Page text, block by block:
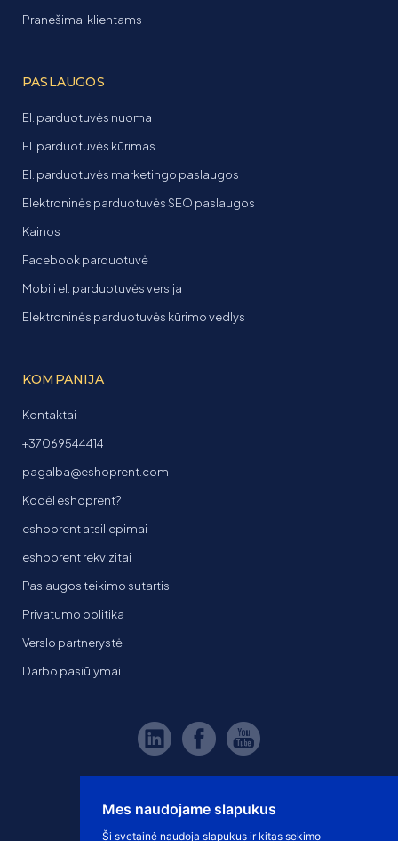
Mes naudojame slapukus
Ši svetainė naudoja slapukus ir kitas sekimo
Pranešimai klientams
PASLAUGOS
El. parduotuvės nuoma
El. parduotuvės kūrimas
El. parduotuvės marketingo paslaugos
Elektroninės parduotuvės SEO paslaugos
Kainos
Facebook parduotuvė
Mobili el. parduotuvės versija
Elektroninės parduotuvės kūrimo vedlys
KOMPANIJA
Kontaktai
+37069544414
pagalba@eshoprent.com
Kodėl eshoprent?
eshoprent atsiliepimai
eshoprent rekvizitai
Paslaugos teikimo sutartis
Privatumo politika
Verslo partnerystė
Darbo pasiūlymai